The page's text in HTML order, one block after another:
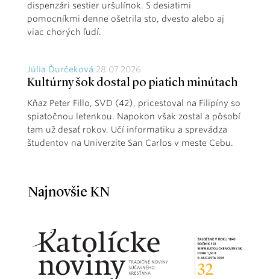
dispenzári sestier uršulínok. S desiatimi
pomocníkmi denne ošetrila sto, dvesto alebo aj
viac chorých ľudí.
Júlia Ďurčeková 28.07.2026
Kultúrny šok dostal po piatich minútach
Kňaz Peter Fillo, SVD (42), pricestoval na Filipíny so
spiatočnou letenkou. Napokon však zostal a pôsobí
tam už desať rokov. Učí informatiku a sprevádza
študentov na Univerzite San Carlos v meste Cebu.
Najnovšie KN